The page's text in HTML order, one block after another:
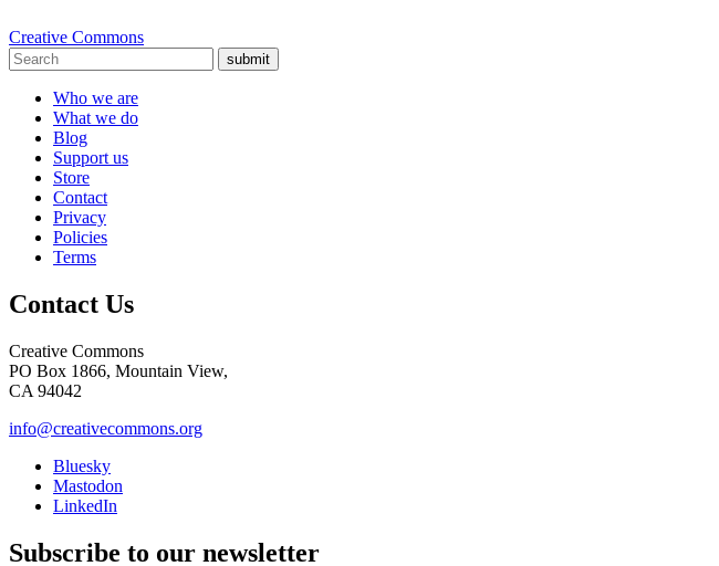
Creative Commons
submit
Who we are
What we do
Blog
Support us
Store
Contact
Privacy
Policies
Terms
Contact Us
Creative Commons
PO Box 1866, Mountain View,
CA 94042
info@creativecommons.org
Bluesky
Mastodon
LinkedIn
Subscribe to our newsletter